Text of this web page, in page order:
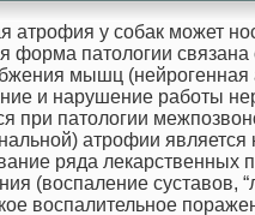
атрофия у собак может
форма патологии
мышц (нейрогенная
и нарушение работы
при патологии
атрофии является
ряда лекарственных
(воспаление суставов,
воспалительное